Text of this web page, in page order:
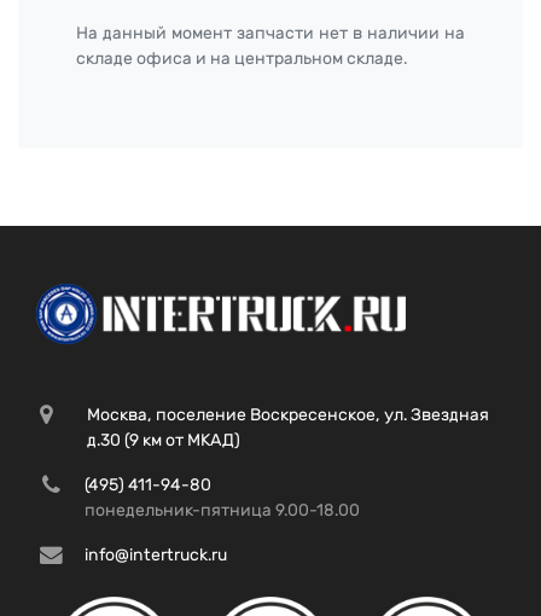
На данный момент запчасти нет в наличии на
складе офиса и на центральном складе.
Москва, поселение Воскресенское, ул. Звездная
д.30 (9 км от МКАД)
(495) 411-94-80
понедельник-пятница 9.00-18.00
info@intertruck.ru